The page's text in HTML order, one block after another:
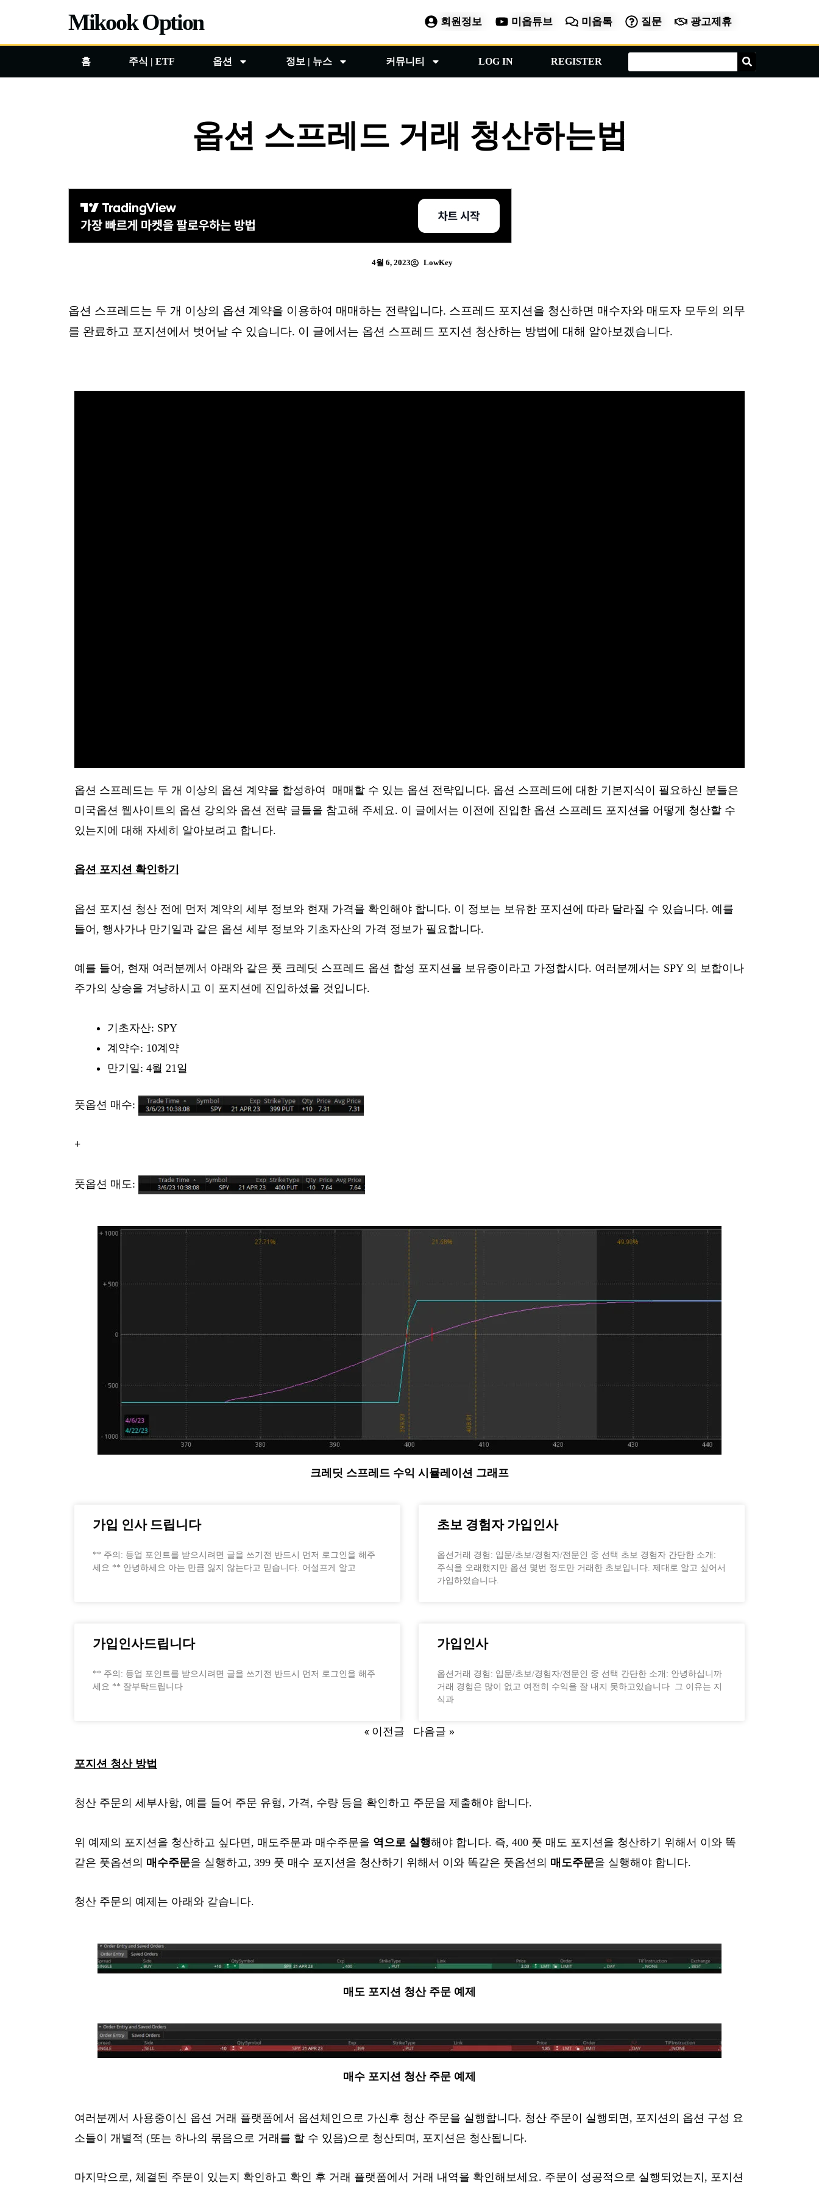
츠
Mikook Option 회원정보 미옵튜브 미옵톡 질문 광고제휴
홈 주식 | ETF 옵션 정보 | 뉴스 커뮤니티 LOG IN REGISTER Search
옵션 스프레드 거래 청산하는법
4월 6, 2023 LowKey
옵션 스프레드는 두 개 이상의 옵션 계약을 이용하여 매매하는 전략입니다. 스프레드 포지션을 청산하면 매수자와 매도자 모두의 의무
를 완료하고 포지션에서 벗어날 수 있습니다. 이 글에서는 옵션 스프레드 포지션 청산하는 방법에 대해 알아보겠습니다.
옵션 스프레드는 두 개 이상의 옵션 계약을 합성하여 매매할 수 있는 옵션 전략입니다. 옵션 스프레드에 대한 기본지식이 필요하신 분들은
미국옵션 웹사이트의 옵션 강의와 옵션 전략 글들을 참고해 주세요. 이 글에서는 이전에 진입한 옵션 스프레드 포지션을 어떻게 청산할 수
있는지에 대해 자세히 알아보려고 합니다.
옵션 포지션 확인하기
옵션 포지션 청산 전에 먼저 계약의 세부 정보와 현재 가격을 확인해야 합니다. 이 정보는 보유한 포지션에 따라 달라질 수 있습니다. 예를
들어, 행사가나 만기일과 같은 옵션 세부 정보와 기초자산의 가격 정보가 필요합니다.
예를 들어, 현재 여러분께서 아래와 같은 풋 크레딧 스프레드 옵션 합성 포지션을 보유중이라고 가정합시다. 여러분께서는 SPY 의 보합이나
주가의 상승을 겨냥하시고 이 포지션에 진입하셨을 것입니다.
기초자산: SPY
계약수: 10계약
만기일: 4월 21일
풋옵션 매수:
+
풋옵션 매도:
크레딧 스프레드 수익 시뮬레이션 그래프
가입 인사 드립니다
** 주의: 등업 포인트를 받으시려면 글을 쓰기전 반드시 먼저 로그인을 해주
세요 ** 안녕하세요 아는 만큼 잃지 않는다고 믿습니다. 어설프게 알고
초보 경험자 가입인사
옵션거래 경험: 입문/초보/경험자/전문인 중 선택 초보 경험자 간단한 소개:
주식을 오래했지만 옵션 몇번 정도만 거래한 초보입니다. 제대로 알고 싶어서
가입하였습니다.
가입인사드립니다
** 주의: 등업 포인트를 받으시려면 글을 쓰기전 반드시 먼저 로그인을 해주
세요 ** 잘부탁드립니다
가입인사
옵션거래 경험: 입문/초보/경험자/전문인 중 선택 간단한 소개: 안녕하십니까
거래 경험은 많이 없고 여전히 수익을 잘 내지 못하고있습니다 그 이유는 지
식과
« 이전글 다음글 »
포지션 청산 방법
청산 주문의 세부사항, 예를 들어 주문 유형, 가격, 수량 등을 확인하고 주문을 제출해야 합니다.
위 예제의 포지션을 청산하고 싶다면, 매도주문과 매수주문을 역으로 실행해야 합니다. 즉, 400 풋 매도 포지션을 청산하기 위해서 이와 똑
같은 풋옵션의 매수주문을 실행하고, 399 풋 매수 포지션을 청산하기 위해서 이와 똑같은 풋옵션의 매도주문을 실행해야 합니다.
청산 주문의 예제는 아래와 같습니다.
매도 포지션 청산 주문 예제
매수 포지션 청산 주문 예제
여러분께서 사용중이신 옵션 거래 플랫폼에서 옵션체인으로 가신후 청산 주문을 실행합니다. 청산 주문이 실행되면, 포지션의 옵션 구성 요
소들이 개별적 (또는 하나의 묶음으로 거래를 할 수 있음)으로 청산되며, 포지션은 청산됩니다.
마지막으로, 체결된 주문이 있는지 확인하고 확인 후 거래 플랫폼에서 거래 내역을 확인해보세요. 주문이 성공적으로 실행되었는지, 포지션